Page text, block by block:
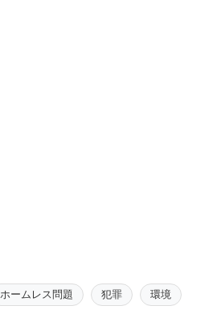
ホームレス問題 犯罪 環境